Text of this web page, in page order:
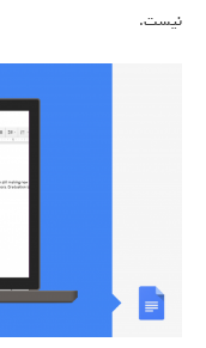
نیست.